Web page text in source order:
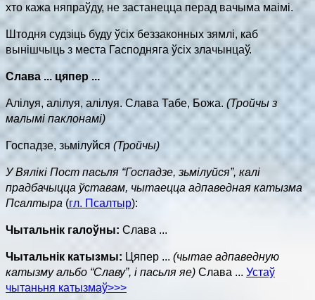
хто кажа няпраўду, не застанецца перад вачыма маімі.
Штодня судзіць буду ўсіх беззаконных зямлі, каб
вынішчыць з места Гасподняга ўсіх злачынцаў.
Слава ... цяпер ...
Алілуя, алілуя, алілуя. Слава Табе, Божа. (Тройчы з
малымі паклонамі)
Госпадзе, зьмілуйся (Тройчы)
У Вялікі Пост пасьля “Госпадзе, зьмілуйся”, калі
прадбачыцца ўставам, чытаецца адпаведная катызма
Псалтыра (гл. Псалтыр):
Чытальнік галоўны: Слава ...
Чытальнік катызмы: Цяпер ... (чытае адпаведную
катызму альбо “Славу”, і пасьля яе) Слава ... Устаў
чытаньня катызмаў>>>